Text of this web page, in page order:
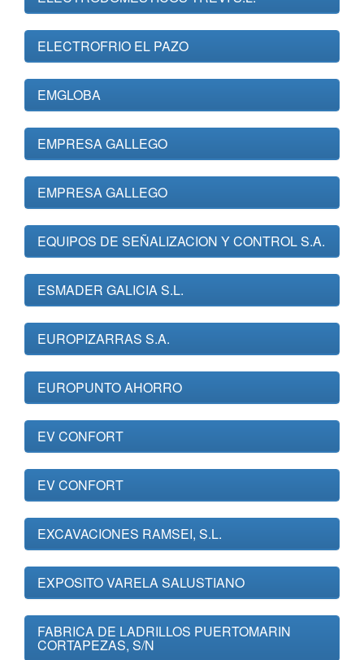
ELECTROFRIO EL PAZO
EMGLOBA
EMPRESA GALLEGO
EMPRESA GALLEGO
EQUIPOS DE SEÑALIZACION Y CONTROL S.A.
ESMADER GALICIA S.L.
EUROPIZARRAS S.A.
EUROPUNTO AHORRO
EV CONFORT
EV CONFORT
EXCAVACIONES RAMSEI, S.L.
EXPOSITO VARELA SALUSTIANO
FABRICA DE LADRILLOS PUERTOMARIN
CORTAPEZAS, S/N